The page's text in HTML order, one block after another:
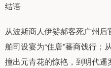
结语
从波斯商人伊娑郝客死广州
舶司设宴为“住唐”蕃商饯行；
撞出元青花的惊艳，到明代暹